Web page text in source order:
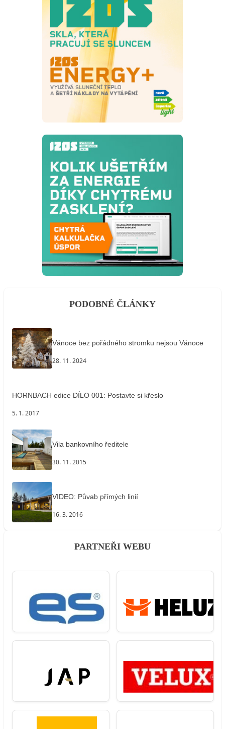
PODOBNÉ ČLÁNKY
Vánoce bez pořádného stromku nejsou Vánoce
28. 11. 2024
HORNBACH edice DÍLO 001: Postavte si křeslo
5. 1. 2017
Vila bankovního ředitele
30. 11. 2015
VIDEO: Půvab přímých linií
16. 3. 2016
PARTNEŘI WEBU